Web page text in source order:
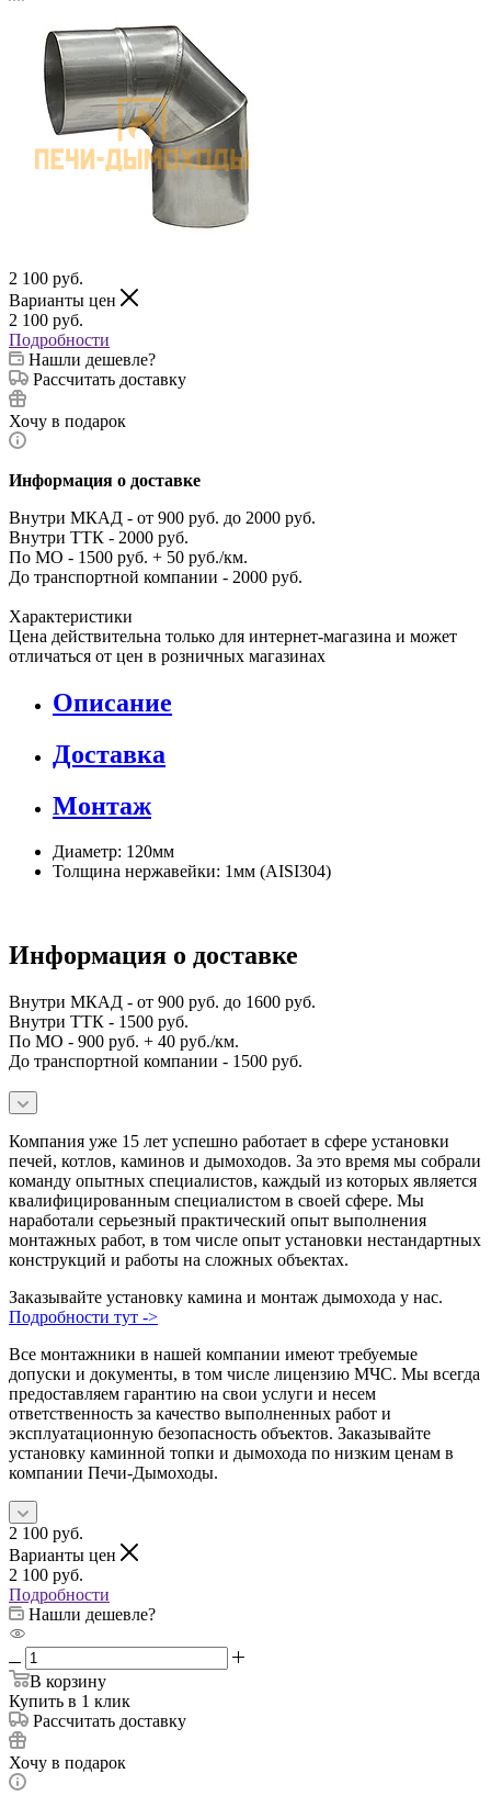
2 100 руб.
Варианты цен
2 100 руб.
Подробности
Нашли дешевле?
Рассчитать доставку
Хочу в подарок
Информация о доставке
Внутри МКАД - от 900 руб. до 2000 руб.
Внутри ТТК - 2000 руб.
По МО - 1500 руб. + 50 руб./км.
До транспортной компании - 2000 руб.
Характеристики
Цена действительна только для интернет-магазина и может
отличаться от цен в розничных магазинах
Описание
Доставка
Монтаж
Диаметр: 120мм
Толщина нержавейки: 1мм (AISI304)
Информация о доставке
Внутри МКАД - от 900 руб. до 1600 руб.
Внутри ТТК - 1500 руб.
По МО - 900 руб. + 40 руб./км.
До транспортной компании - 1500 руб.
Компания уже 15 лет успешно работает в сфере установки
печей, котлов, каминов и дымоходов. За это время мы собрали
команду опытных специалистов, каждый из которых является
квалифицированным специалистом в своей сфере. Мы
наработали серьезный практический опыт выполнения
монтажных работ, в том числе опыт установки нестандартных
конструкций и работы на сложных объектах.
Заказывайте установку камина и монтаж дымохода у нас.
Подробности тут ->
Все монтажники в нашей компании имеют требуемые
допуски и документы, в том числе лицензию МЧС. Мы всегда
предоставляем гарантию на свои услуги и несем
ответственность за качество выполненных работ и
эксплуатационную безопасность объектов. Заказывайте
установку каминной топки и дымохода по низким ценам в
компании Печи-Дымоходы.
2 100 руб.
Варианты цен
2 100 руб.
Подробности
Нашли дешевле?
В корзину
Купить в 1 клик
Рассчитать доставку
Хочу в подарок